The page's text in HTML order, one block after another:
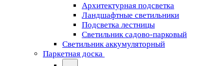
Архитектурная подсветка
Ландшафтные светильники
Подсветка лестницы
Светильник садово-парковый
Светильник аккумуляторный
Паркетная доска